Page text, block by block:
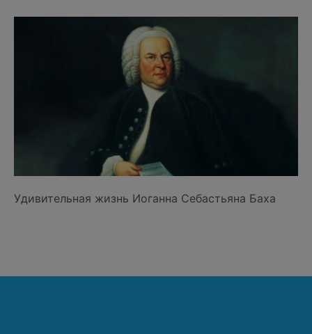
Удивительная жизнь Иоганна Себастьяна Баха